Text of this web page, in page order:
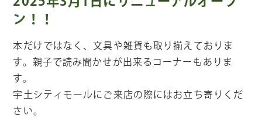
ン！！
本だけではなく、文具や雑貨も取り揃えておりま
す。親子で読み聞かせが出来るコーナーもありま
す。
宇土シティモールにご来店の際にはお立ち寄りくだ
さい。